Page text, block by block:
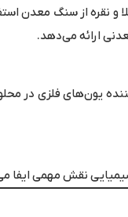
و نقره از سنگ معدن
ارائه می‌دهد.
یون‌های فلزی در
شیمیایی نقش مهمی ایفا